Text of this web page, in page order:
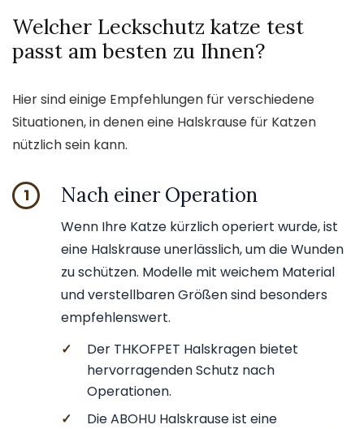
Welcher Leckschutz katze test
passt am besten zu Ihnen?
Hier sind einige Empfehlungen für verschiedene
Situationen, in denen eine Halskrause für Katzen
nützlich sein kann.
1 Nach einer Operation
Wenn Ihre Katze kürzlich operiert wurde, ist
eine Halskrause unerlässlich, um die Wunden
zu schützen. Modelle mit weichem Material
und verstellbaren Größen sind besonders
empfehlenswert.
✓
Der THKOFPET Halskragen bietet
hervorragenden Schutz nach
Operationen.
✓
Die ABOHU Halskrause ist eine